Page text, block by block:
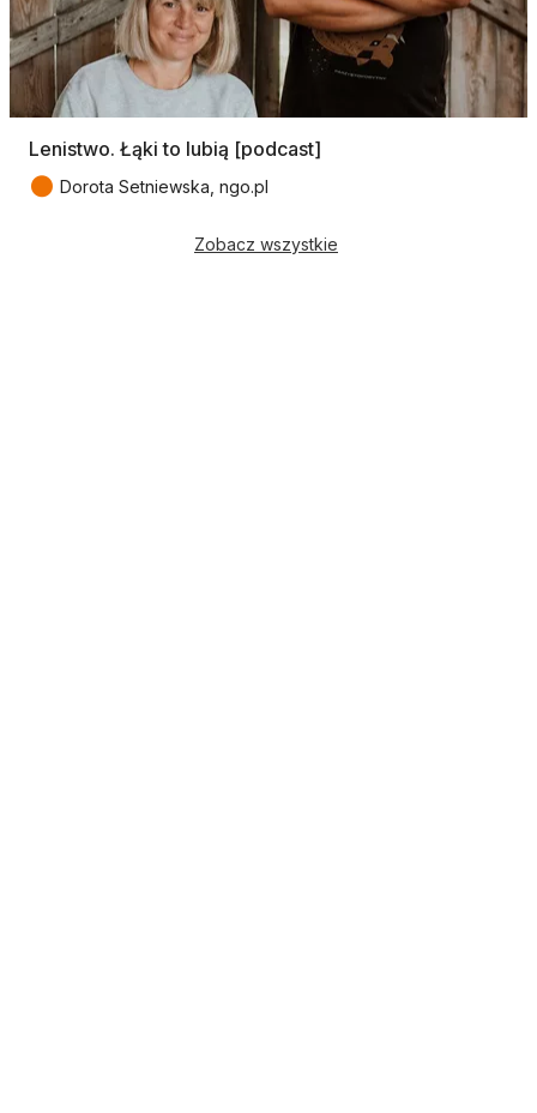
Lenistwo. Łąki to lubią [podcast]
● Dorota Setniewska, ngo.pl
Zobacz wszystkie